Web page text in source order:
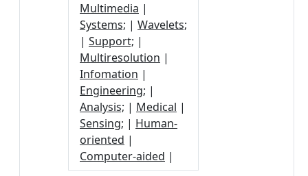
Multimedia |
Systems; | Wavelets;
| Support; |
Multiresolution |
Infomation |
Engineering; |
Analysis; | Medical |
Sensing; | Human-
oriented |
Computer-aided |